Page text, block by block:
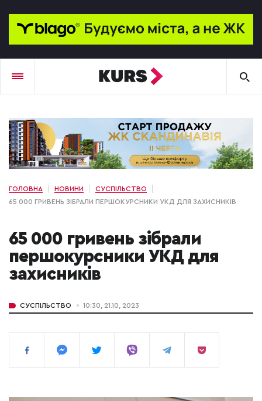
ГОЛОВНА НОВИНИ
СУСПІЛЬСТВО
65 000 ГРИВЕНЬ ЗІБРАЛИ ПЕРШОКУРСНИКИ УКД ДЛЯ ЗАХИСНИКІВ
65 000 гривень зібрали
першокурсники УКД для
захисників
СУСПІЛЬСТВО 10:30, 21.10, 2023